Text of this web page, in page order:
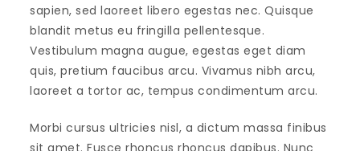
sapien, sed laoreet libero egestas nec. Quisque
blandit metus eu fringilla pellentesque.
Vestibulum magna augue, egestas eget diam
quis, pretium faucibus arcu. Vivamus nibh arcu,
laoreet a tortor ac, tempus condimentum arcu.
Morbi cursus ultricies nisl, a dictum massa finibus